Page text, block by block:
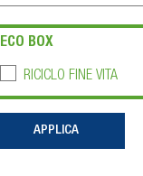
ECO BOX
RICICLO FINE VITA